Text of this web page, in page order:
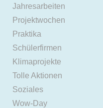
Jahresarbeiten
Projektwochen
Praktika
Schülerfirmen
Klimaprojekte
Tolle Aktionen
Soziales
Wow-Day